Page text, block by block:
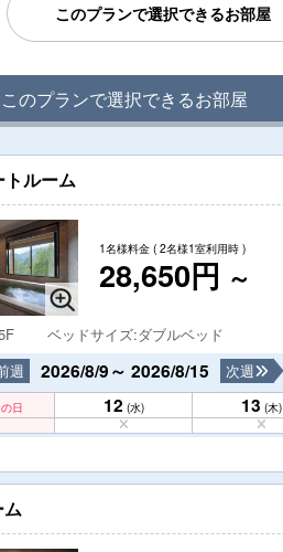
このプランで選択できるお部屋
このプランで選択できるお部屋
トルーム
1名様料金 ( 2名様1室利用時 )
28,650円 ～
ベッドサイズ:ダブルベッド
2026/8/9～ 2026/8/15
週 次週
日 12 (水) 13 (木)
ム